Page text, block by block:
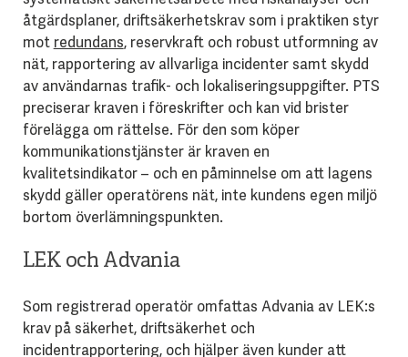
åtgärdsplaner, driftsäkerhetskrav som i praktiken styr
mot redundans, reservkraft och robust utformning av
nät, rapportering av allvarliga incidenter samt skydd
av användarnas trafik- och lokaliseringsuppgifter. PTS
preciserar kraven i föreskrifter och kan vid brister
förelägga om rättelse. För den som köper
kommunikationstjänster är kraven en
kvalitetsindikator – och en påminnelse om att lagens
skydd gäller operatörens nät, inte kundens egen miljö
bortom överlämningspunkten.
LEK och Advania
Som registrerad operatör omfattas Advania av LEK:s
krav på säkerhet, driftsäkerhet och
incidentrapportering, och hjälper även kunder att